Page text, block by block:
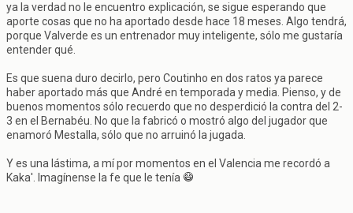
ya la verdad no le encuentro explicación, se sigue esperando que
aporte cosas que no ha aportado desde hace 18 meses. Algo tendrá,
porque Valverde es un entrenador muy inteligente, sólo me gustaría
entender qué.
Es que suena duro decirlo, pero Coutinho en dos ratos ya parece
haber aportado más que André en temporada y media. Pienso, y de
buenos momentos sólo recuerdo que no desperdició la contra del 2-
3 en el Bernabéu. No que la fabricó o mostró algo del jugador que
enamoró Mestalla, sólo que no arruinó la jugada.
Y es una lástima, a mí por momentos en el Valencia me recordó a
Kaka'. Imagínense la fe que le tenía